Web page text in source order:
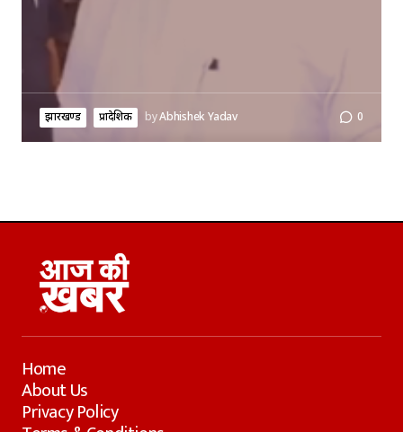
झारखण्ड प्रादेशिक byAbhishek Yadav 0
Home
About Us
Privacy Policy